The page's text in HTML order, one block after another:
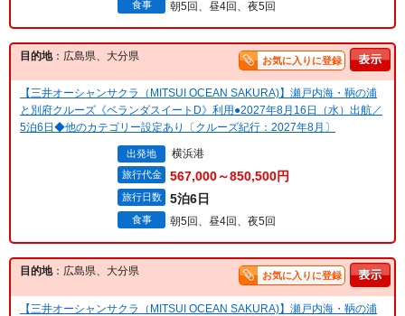
食事 朝5回、昼4回、夜5回
目的地：広島県、大分県 お気に入りに登録
【三井オーシャンサクラ（MITSUI OCEAN SAKURA)】瀬戸内海・鞆の浦
と別府クルーズ《ベランダスイートD》利用●2027年8月16日（水）出航／
5泊6日◆他のカテゴリー設定あり〔クルーズ紀行：2027年8月〕
出発地 横浜港
旅行代金 567,000～850,500円
旅行日数 5泊6日
食事 朝5回、昼4回、夜5回
目的地：広島県、大分県 お気に入りに登録
【三井オーシャンサクラ（MITSUI OCEAN SAKURA)】瀬戸内海・鞆の浦